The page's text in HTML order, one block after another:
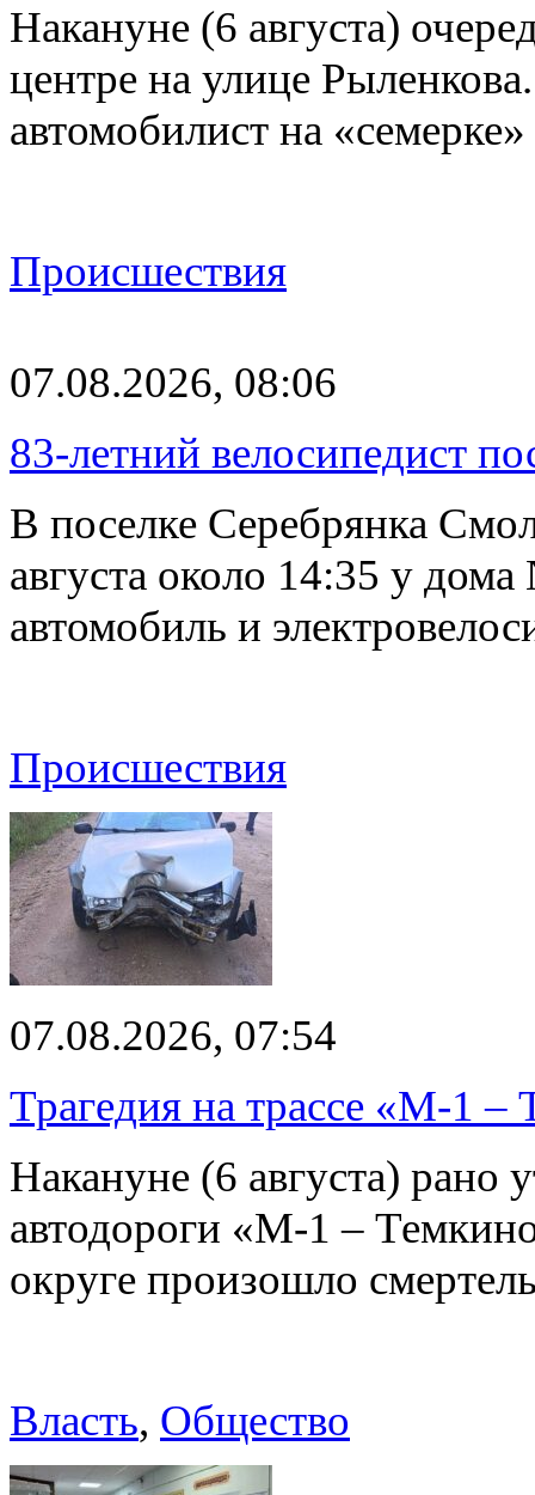
Накануне (6 августа)
центре на улице
автомобилист на
Происшествия
07.08.2026, 08:06
83-летний велосипедист
В поселке Серебрянка
августа около 14:35 у
автомобиль и
Происшествия
07.08.2026, 07:54
Трагедия на трассе «М-1 –
Накануне (6 августа) рано
автодороги «М-1 –
округе произошло
Власть, Общество